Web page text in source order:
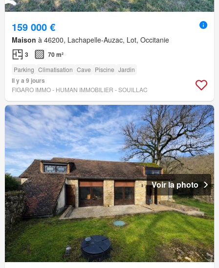
159 000 €
Maison à 46200, Lachapelle-Auzac, Lot, Occitanie
3 70 m²
Parking Climatisation Cave Piscine Jardin
Il y a 9 jours
FIGARO IMMO - HUMAN IMMOBILIER - SOUILLAC
Voir la photo